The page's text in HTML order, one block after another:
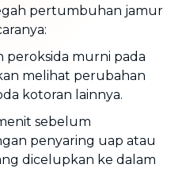
pertumbuhan jamur
murni pada
melihat perubahan
kotoran lainnya.
sebelum
penyaring uap atau
dicelupkan ke dalam